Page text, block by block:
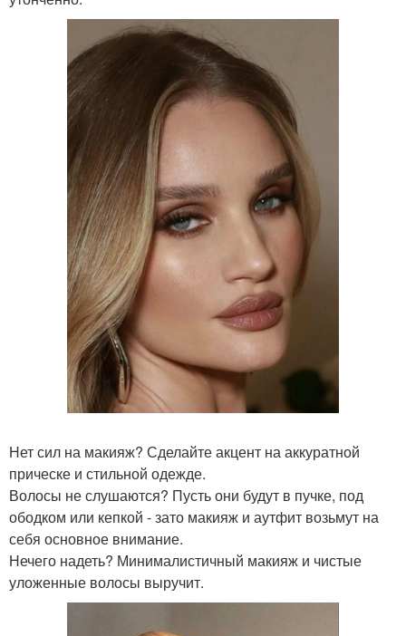
Нет сил на макияж? Сделайте акцент на аккуратной
прическе и стильной одежде.
Волосы не слушаются? Пусть они будут в пучке, под
ободком или кепкой - зато макияж и аутфит возьмут на
себя основное внимание.
Нечего надеть? Минималистичный макияж и чистые
уложенные волосы выручит.